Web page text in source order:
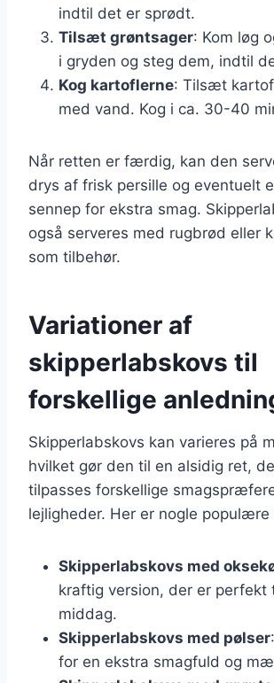
indtil det er sprødt.
Tilsæt grøntsager: Kom løg
i gryden og steg dem, indtil
Kog kartoflerne: Tilsæt
med vand. Kog i ca. 30-40
Når retten er færdig, kan den
drys af frisk persille og eventuelt
sennep for ekstra smag.
også serveres med rugbrød eller
som tilbehør.
Variationer af
skipperlabskovs til
forskellige
Skipperlabskovs kan varieres på
hvilket gør den til en alsidig ret,
tilpasses forskellige
lejligheder. Her er nogle populære
Skipperlabskovs med
kraftig version, der er perfekt
middag.
Skipperlabskovs med pølser
for en ekstra smagfuld og